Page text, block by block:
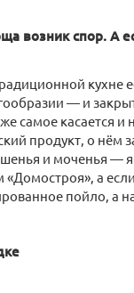
возник спор. А
кухне
— и
же самое касается
продукт, о нём
и моченья —
а
пойло, а